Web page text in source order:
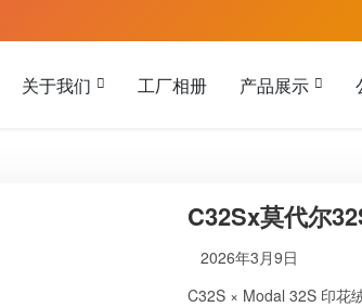
关于我们 工厂相册 产品展示
C32Sx莫代尔
2026年3月9日
C32S × Modal 32S 印花